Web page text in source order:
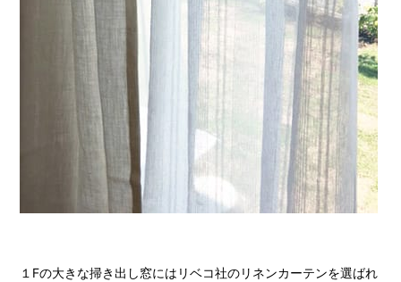
１Fの大きな掃き出し窓にはリベコ社のリネンカーテンを選ばれ